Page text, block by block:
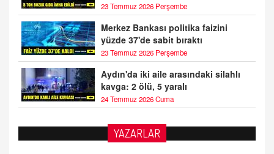
23 Temmuz 2026 Perşembe
Merkez Bankası politika faizini
yüzde 37'de sabit bıraktı
23 Temmuz 2026 Perşembe
Aydın'da iki aile arasındaki silahlı
kavga: 2 ölü, 5 yaralı
24 Temmuz 2026 Cuma
YAZARLAR
BAYAN AURORA
Kaygıları Düşüren, Sinirleri Düzelten Bitkiler